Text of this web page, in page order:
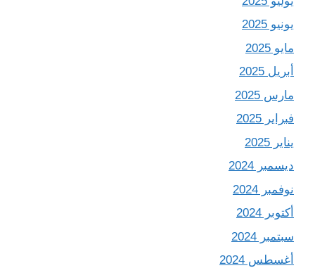
يونيو 2025
مايو 2025
أبريل 2025
مارس 2025
فبراير 2025
يناير 2025
ديسمبر 2024
نوفمبر 2024
أكتوبر 2024
سبتمبر 2024
أغسطس 2024